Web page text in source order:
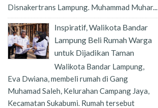
Disnakertrans Lampung. Muhammad Muhar...
Inspiratif, Walikota Bandar
Lampung Beli Rumah Warga
untuk Dijadikan Taman
Walikota Bandar Lampung,
Eva Dwiana, membeli rumah di Gang
Muhamad Saleh, Kelurahan Campang Jaya,
Kecamatan Sukabumi. Rumah tersebut